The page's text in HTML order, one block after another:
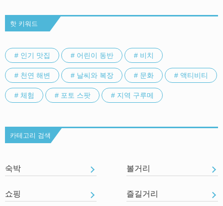
핫 키워드
# 인기 맛집 # 어린이 동반 # 비치
# 천연 해변 # 날씨와 복장 # 문화 # 액티비티
# 체험 # 포토 스팟 # 지역 구루메
카테고리 검색
숙박 볼거리
쇼핑 즐길거리